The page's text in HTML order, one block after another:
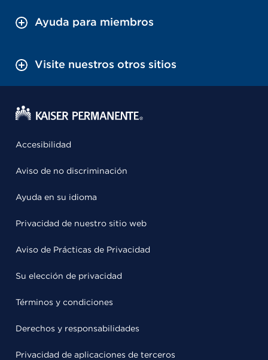
Ayuda para miembros
Visite nuestros otros sitios
Accesibilidad
Aviso de no discriminación
Ayuda en su idioma
Privacidad de nuestro sitio web
Aviso de Prácticas de Privacidad
Su elección de privacidad
Términos y condiciones
Derechos y responsabilidades
Privacidad de aplicaciones de terceros